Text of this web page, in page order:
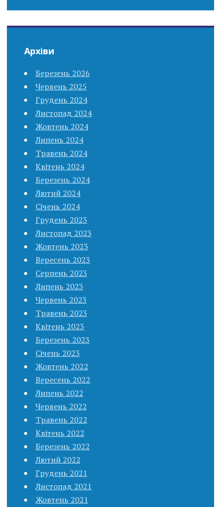
Архіви
Березень 2026
Червень 2025
Грудень 2024
Листопад 2024
Жовтень 2024
Липень 2024
Травень 2024
Квітень 2024
Березень 2024
Лютий 2024
Січень 2024
Грудень 2023
Листопад 2023
Жовтень 2023
Вересень 2023
Серпень 2023
Липень 2023
Червень 2023
Травень 2023
Квітень 2023
Березень 2023
Січень 2023
Жовтень 2022
Вересень 2022
Липень 2022
Червень 2022
Травень 2022
Квітень 2022
Березень 2022
Лютий 2022
Грудень 2021
Листопад 2021
Жовтень 2021